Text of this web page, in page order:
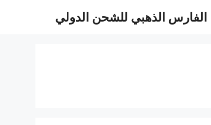
الفارس الذهبي للشحن الدولي